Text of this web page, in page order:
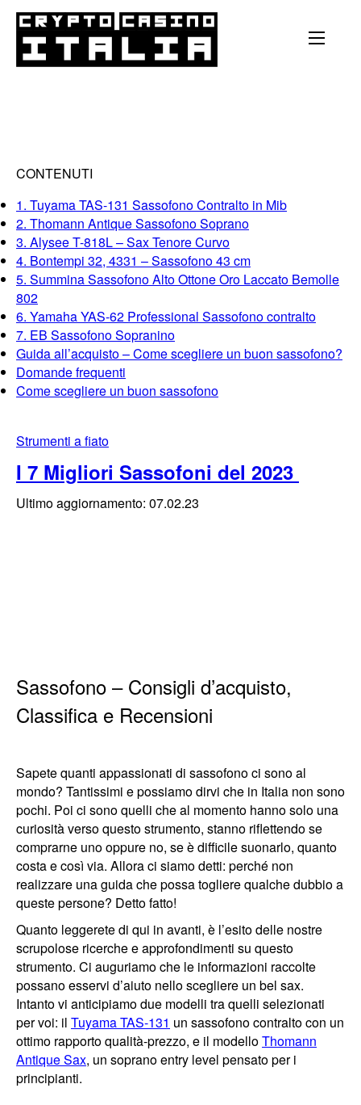
CONTENUTI
1. Tuyama TAS-131 Sassofono Contralto in Mib
2. Thomann Antique Sassofono Soprano
3. Alysee T-818L – Sax Tenore Curvo
4. Bontempi 32, 4331 – Sassofono 43 cm
5. Summina Sassofono Alto Ottone Oro Laccato Bemolle
802
6. Yamaha YAS-62 Professional Sassofono contralto
7. EB Sassofono Sopranino
Guida all’acquisto – Come scegliere un buon sassofono?
Domande frequenti
Come scegliere un buon sassofono
Strumenti a fiato
I 7 Migliori Sassofoni del 2023
Ultimo aggiornamento: 07.02.23
Sassofono – Consigli d’acquisto,
Classifica e Recensioni
Sapete quanti appassionati di sassofono ci sono al
mondo? Tantissimi e possiamo dirvi che in Italia non sono
pochi. Poi ci sono quelli che al momento hanno solo una
curiosità verso questo strumento, stanno riflettendo se
comprarne uno oppure no, se è difficile suonarlo, quanto
costa e così via. Allora ci siamo detti: perché non
realizzare una guida che possa togliere qualche dubbio a
queste persone? Detto fatto!
Quanto leggerete di qui in avanti, è l’esito delle nostre
scrupolose ricerche e approfondimenti su questo
strumento. Ci auguriamo che le informazioni raccolte
possano esservi d’aiuto nello scegliere un bel sax.
Intanto vi anticipiamo due modelli tra quelli selezionati
per voi: il Tuyama TAS-131 un sassofono contralto con un
ottimo rapporto qualità-prezzo, e il modelloThomann
Antique Sax, un soprano entry level pensato per i
principianti.